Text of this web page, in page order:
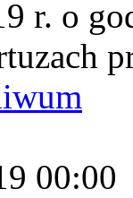
r. o
00:00